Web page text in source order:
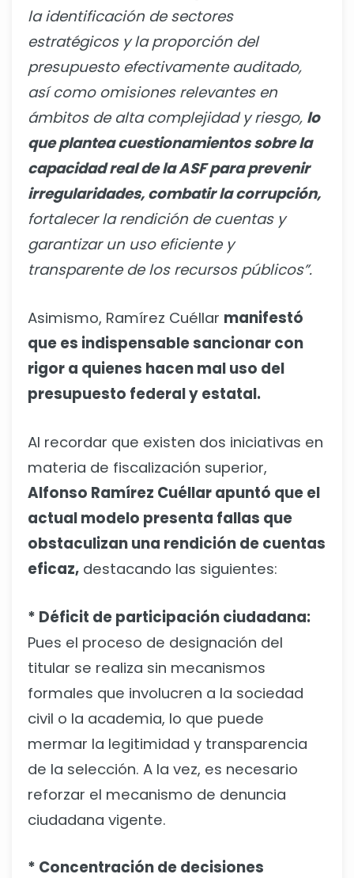
la identificación de sectores
estratégicos y la proporción del
presupuesto efectivamente auditado,
así como omisiones relevantes en
ámbitos de alta complejidad y riesgo, lo
que plantea cuestionamientos sobre la
capacidad real de la ASF para prevenir
irregularidades, combatir la corrupción,
fortalecer la rendición de cuentas y
garantizar un uso eficiente y
transparente de los recursos públicos”.
Asimismo, Ramírez Cuéllar manifestó
que es indispensable sancionar con
rigor a quienes hacen mal uso del
presupuesto federal y estatal.
Al recordar que existen dos iniciativas en
materia de fiscalización superior,
Alfonso Ramírez Cuéllar apuntó que el
actual modelo presenta fallas que
obstaculizan una rendición de cuentas
eficaz, destacando las siguientes:
* Déficit de participación ciudadana:
Pues el proceso de designación del
titular se realiza sin mecanismos
formales que involucren a la sociedad
civil o la academia, lo que puede
mermar la legitimidad y transparencia
de la selección. A la vez, es necesario
reforzar el mecanismo de denuncia
ciudadana vigente.
* Concentración de decisiones